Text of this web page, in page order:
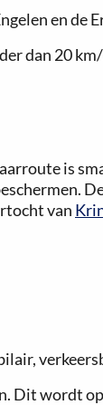
en
dan 20
is
van
Dit wordt